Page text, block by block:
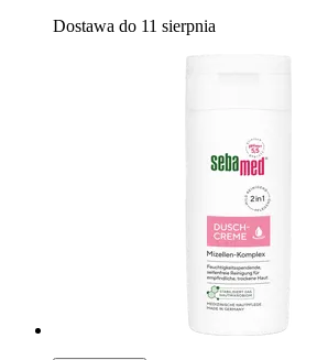
Dostawa do 11 sierpnia